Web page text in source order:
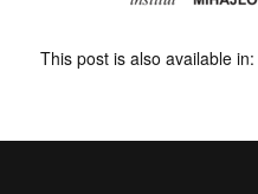
This post is also available in: